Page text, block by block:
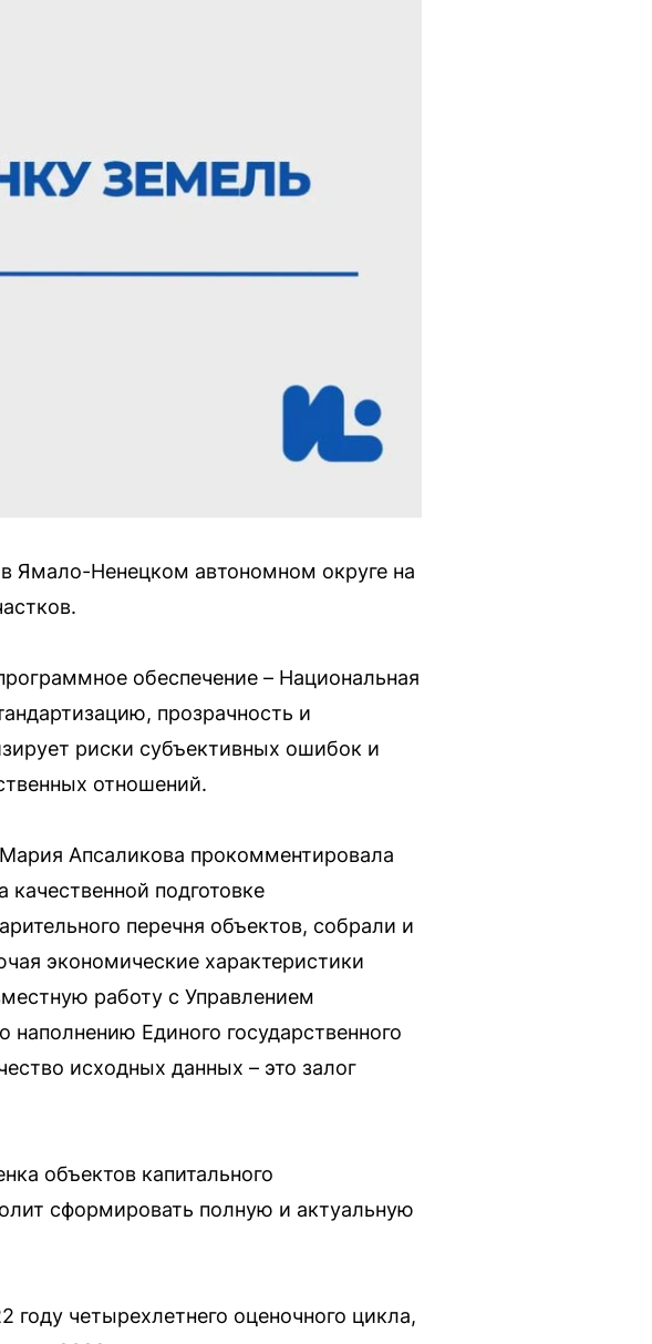
в Ямало-Ненецком автономном округе на
обеспечение – Национальная
прозрачность и
риски субъективных ошибок и
отношений.
Апсаликова прокомментировала
подготовке
перечня объектов, собрали и
экономические характеристики
работу с Управлением
Единого государственного
исходных данных – это залог
объектов капитального
сформировать полную и актуальную
году четырехлетнего оценочного цикла,